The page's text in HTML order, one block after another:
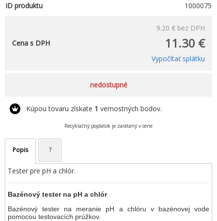
ID produktu
1000075
9.20 € bez DPH
11.30 €
Cena s DPH
Vypočítať splátku
nedostupné
Kúpou tovaru získate 1 vernostných bodov.
Recyklačný poplatok je zarátaný v cene
Popis ?
Tester pre pH a chlór.
Bazénový tester na pH a chlór
Bazénový tester na meranie pH a chlóru v bazénovej vode
pomocou testovacích prúžkov.